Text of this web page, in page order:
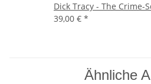
Dick Tracy - The Crime-
39,00 € *
Ähnliche